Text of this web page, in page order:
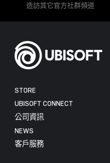
造訪其它官方社群頻道
STORE
UBISOFT CONNECT
公司資訊
NEWS
客戶服務